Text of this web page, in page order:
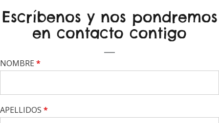
Escríbenos y nos pondremos
en contacto contigo
NOMBRE *
APELLIDOS *